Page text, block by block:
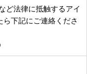
ど法律に抵触するアイ
ら下記にご連絡くださ